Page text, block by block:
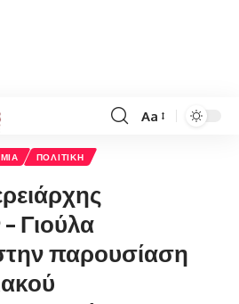
Font
Aa
ΠΟΛΙΤΙΚΉ
Γιούλα
παρουσίαση